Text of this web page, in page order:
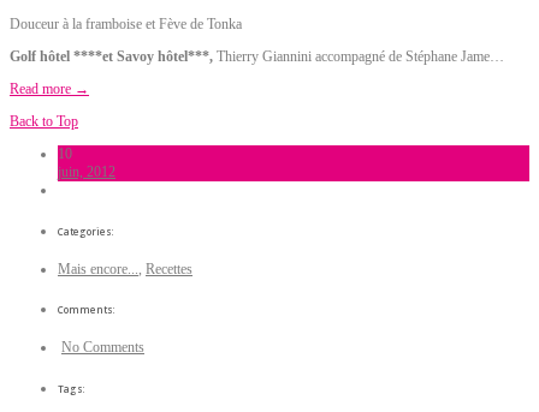
Douceur à la framboise et Fève de Tonka
Golf hôtel ****et Savoy hôtel***, Thierry Giannini accompagné de Stéphane Jame…
Read more →
Back to Top
10
juin, 2012
Categories:
Mais encore... Recettes
Comments:
No Comments
Tags: